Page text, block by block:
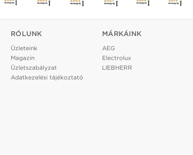
RÓLUNK
Üzleteink
Magazin
Üzletszabályzat
Adatkezelési tájékoztató
MÁRKÁINK
AEG
Electrolux
LIEBHERR